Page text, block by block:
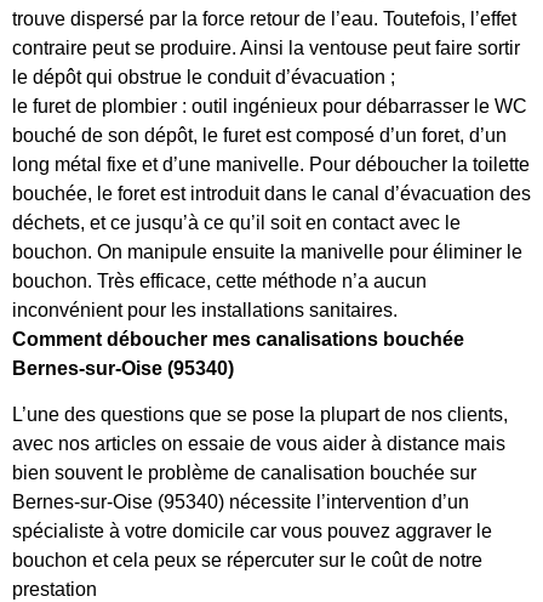
trouve dispersé par la force retour de l’eau. Toutefois, l’effet
contraire peut se produire. Ainsi la ventouse peut faire sortir
le dépôt qui obstrue le conduit d’évacuation ;
le furet de plombier : outil ingénieux pour débarrasser le WC
bouché de son dépôt, le furet est composé d’un foret, d’un
long métal fixe et d’une manivelle. Pour déboucher la toilette
bouchée, le foret est introduit dans le canal d’évacuation des
déchets, et ce jusqu’à ce qu’il soit en contact avec le
bouchon. On manipule ensuite la manivelle pour éliminer le
bouchon. Très efficace, cette méthode n’a aucun
inconvénient pour les installations sanitaires.
Comment déboucher mes canalisations bouchée
Bernes-sur-Oise (95340)
L’une des questions que se pose la plupart de nos clients,
avec nos articles on essaie de vous aider à distance mais
bien souvent le problème de canalisation bouchée sur
Bernes-sur-Oise (95340) nécessite l’intervention d’un
spécialiste à votre domicile car vous pouvez aggraver le
bouchon et cela peux se répercuter sur le coût de notre
prestation